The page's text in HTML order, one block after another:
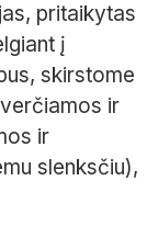
pritaikytas
į
skirstome
ir
ir
slenksčiu),